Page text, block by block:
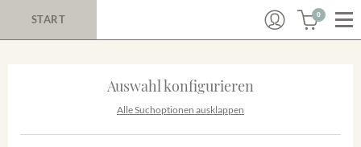
START 0
Auswahl konfigurieren
Alle Suchoptionen ausklappen